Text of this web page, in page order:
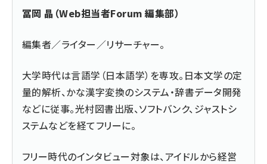
冨岡 晶（Web担当者Forum 編集部）
編集者／ライター／リサーチャー。
大学時代は言語学（日本語学）を専攻。日本文学の定
量的解析、かな漢字変換のシステム・辞書データ開発
などに従事。光村図書出版、ソフトバンク、ジャストシ
ステムなどを経てフリーに。
フリー時代のインタビュー対象は、アイドルから経営